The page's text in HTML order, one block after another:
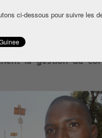
la riposte à cette
localités du
les conduire à la
elles acceptent de
la gestion du
ci-dessous pour suivre les